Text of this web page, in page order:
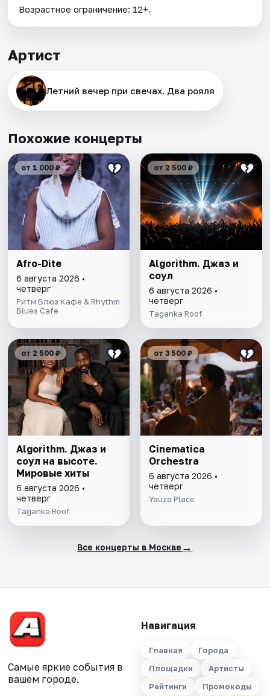
Возрастное ограничение: 12+.
Артист
Летний вечер при свечах. Два рояля
Похожие концерты
от 1 000 ₽
Afro-Dite
6 августа 2026 •
четверг
Ритм Блюз Кафе & Rhythm
Blues Cafe
от 2 500 ₽
Algorithm. Джаз и
соул
6 августа 2026 •
четверг
Taganka Roof
от 2 500 ₽
Algorithm. Джаз и
соул на высоте.
Мировые хиты
6 августа 2026 •
четверг
Taganka Roof
от 3 500 ₽
Cinematica
Orchestra
6 августа 2026 •
четверг
Yauza Place
Все концерты в Москве →
Самые яркие события в
вашем городе.
Навигация
Главная
Города
Площадки
Артисты
Рейтинги
Промокоды